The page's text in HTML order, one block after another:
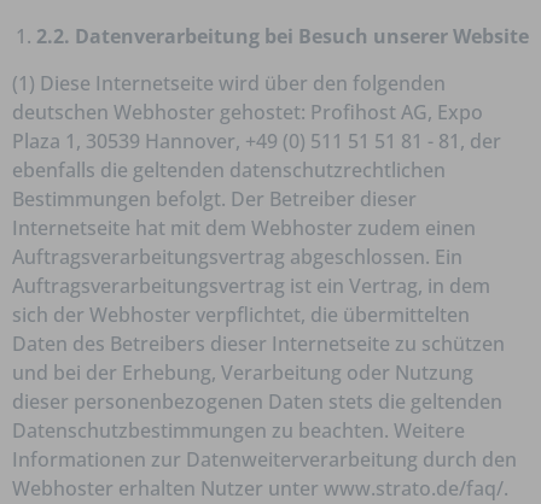
2.2. Datenverarbeitung bei Besuch unserer Website
(1) Diese Internetseite wird über den folgenden
deutschen Webhoster gehostet: Profihost AG, Expo
Plaza 1, 30539 Hannover, +49 (0) 511 51 51 81 - 81, der
ebenfalls die geltenden datenschutzrechtlichen
Bestimmungen befolgt. Der Betreiber dieser
Internetseite hat mit dem Webhoster zudem einen
Auftragsverarbeitungsvertrag abgeschlossen. Ein
Auftragsverarbeitungsvertrag ist ein Vertrag, in dem
sich der Webhoster verpflichtet, die übermittelten
Daten des Betreibers dieser Internetseite zu schützen
und bei der Erhebung, Verarbeitung oder Nutzung
dieser personenbezogenen Daten stets die geltenden
Datenschutzbestimmungen zu beachten. Weitere
Informationen zur Datenweiterverarbeitung durch den
Webhoster erhalten Nutzer unter www.strato.de/faq/.